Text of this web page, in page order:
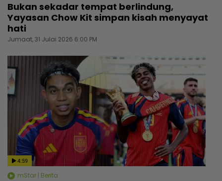
Bukan sekadar tempat berlindung,
Yayasan Chow Kit simpan kisah menyayat
hati
Jumaat, 31 Julai 2026 6:00 PM
4:59
mStar | Berita